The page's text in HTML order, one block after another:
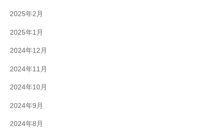
2025年2月
2025年1月
2024年12月
2024年11月
2024年10月
2024年9月
2024年8月